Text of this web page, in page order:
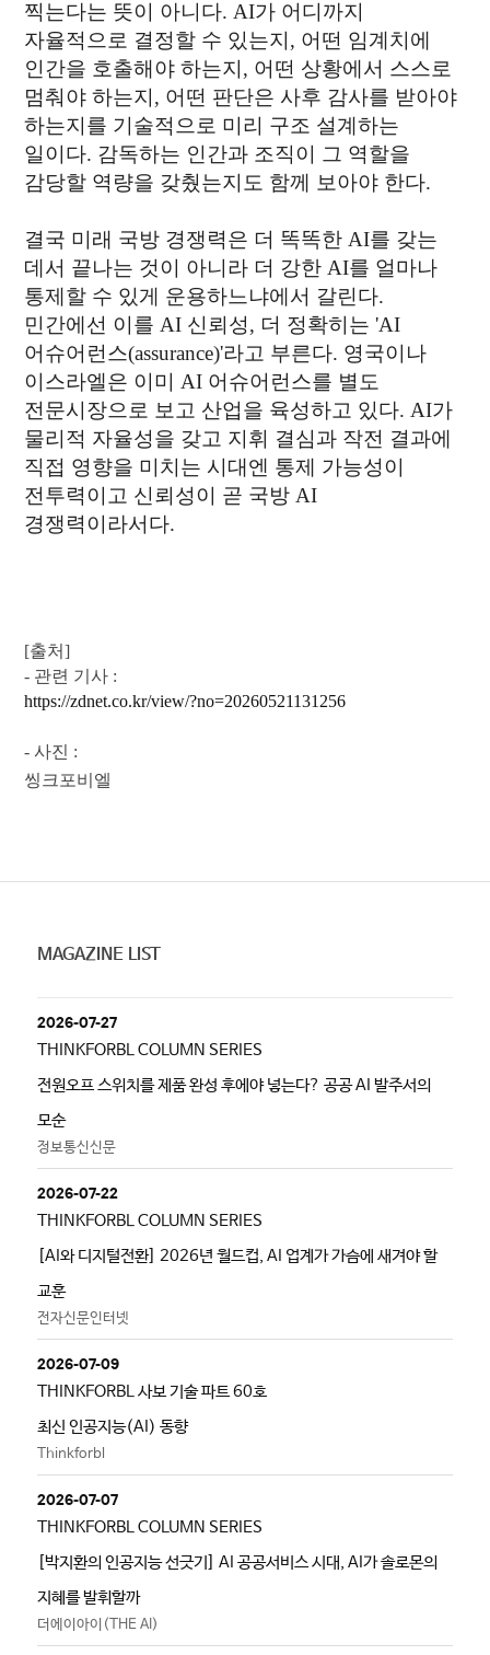
찍는다는 뜻이 아니다. AI가 어디까지
자율적으로 결정할 수 있는지, 어떤 임계치에
인간을 호출해야 하는지, 어떤 상황에서 스스로
멈춰야 하는지, 어떤 판단은 사후 감사를 받아야
하는지를 기술적으로 미리 구조 설계하는
일이다. 감독하는 인간과 조직이 그 역할을
감당할 역량을 갖췄는지도 함께 보아야 한다.
결국 미래 국방 경쟁력은 더 똑똑한 AI를 갖는
데서 끝나는 것이 아니라 더 강한 AI를 얼마나
통제할 수 있게 운용하느냐에서 갈린다.
민간에선 이를 AI 신뢰성, 더 정확히는 'AI
어슈어런스(assurance)'라고 부른다. 영국이나
이스라엘은 이미 AI 어슈어런스를 별도
전문시장으로 보고 산업을 육성하고 있다. AI가
물리적 자율성을 갖고 지휘 결심과 작전 결과에
직접 영향을 미치는 시대엔 통제 가능성이
전투력이고 신뢰성이 곧 국방 AI
경쟁력이라서다.
[출처]​
- 관련 기사 :
https://zdnet.co.kr/view/?no=20260521131256
- 사진 :
씽크포비엘
MAGAZINE LIST
2026-07-27
THINKFORBL COLUMN SERIES
전원오프 스위치를 제품 완성 후에야 넣는다? 공공 AI 발주서의
모순
정보통신신문
2026-07-22
THINKFORBL COLUMN SERIES
[AI와 디지털전환] 2026년 월드컵, AI 업계가 가슴에 새겨야 할
교훈
전자신문인터넷
2026-07-09
THINKFORBL 사보 기술 파트 60호
최신 인공지능(AI) 동향
Thinkforbl
2026-07-07
THINKFORBL COLUMN SERIES
[박지환의 인공지능 선긋기] AI 공공서비스 시대, AI가 솔로몬의
지혜를 발휘할까
더에이아이(THE AI)